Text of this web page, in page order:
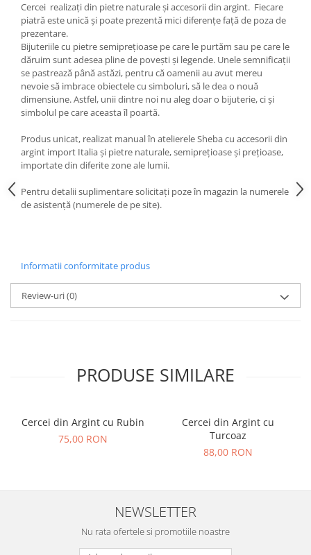
Cercei realizați din pietre naturale și accesorii din argint. Fiecare
piatră este unică și poate prezentă mici diferențe față de poza de
prezentare.
Bijuteriile cu pietre semiprețioase pe care le purtăm sau pe care le
dăruim sunt adesea pline de povești și legende. Unele semnificații
se pastrează până astăzi, pentru că oamenii au avut mereu
nevoie să imbrace obiectele cu simboluri, să le dea o nouă
dimensiune. Astfel, unii dintre noi nu aleg doar o bijuterie, ci și
simbolul pe care aceasta îl poartă.
Produs unicat, realizat manual în atelierele Sheba cu accesorii din
argint import Italia și pietre naturale, semiprețioase și prețioase,
importate din diferite zone ale lumii.
Pentru detalii suplimentare solicitați poze în magazin la numerele
de asistență (numerele de pe site).
Informatii conformitate produs
Review-uri(0)
PRODUSE SIMILARE
Cercei din Argint cu Rubin
75,00 RON
Cercei din Argint cu
Turcoaz
88,00 RON
NEWSLETTER
Nu rata ofertele si promotiile noastre